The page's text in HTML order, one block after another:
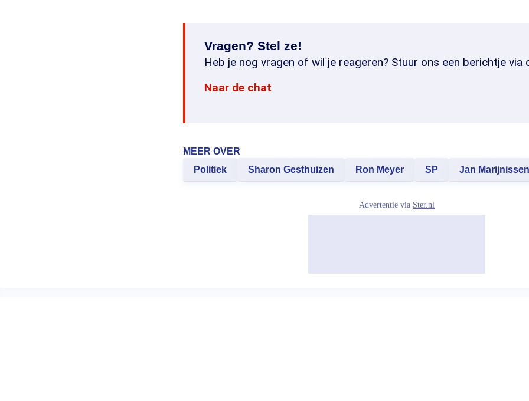
Vragen? Stel ze!
Heb je nog vragen of wil je reageren? Stuur ons een berichtje via
Naar de chat
MEER OVER
Politiek
Sharon Gesthuizen Ron Meyer SP Jan Marijnissen
Advertentie via Ster.nl